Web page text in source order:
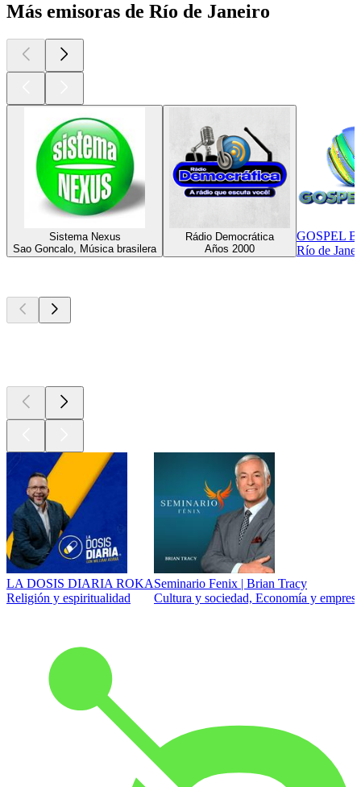
Más emisoras de Río de Janeiro
Sistema Nexus
Sao Goncalo, Música brasilera
Rádio Democrática
Años 2000
GOSPEL
Río de
LA DOSIS DIARIA ROKA
Religión y espiritualidad
Seminario Fenix | Brian Tracy
Cultura y sociedad, Economía y